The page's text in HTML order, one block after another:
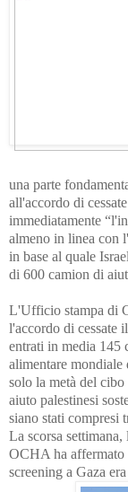
una parte
all'accordo di
immediatamente
almeno in linea con
in base al quale
di 600 camion di
L'Ufficio stampa di
l'accordo di cessate
entrati in media 145
alimentare
solo la metà del
aiuto palestinesi
siano stati compresi
La scorsa
OCHA ha affermato
screening a Gaza